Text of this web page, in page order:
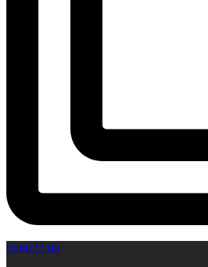
butik22.dk